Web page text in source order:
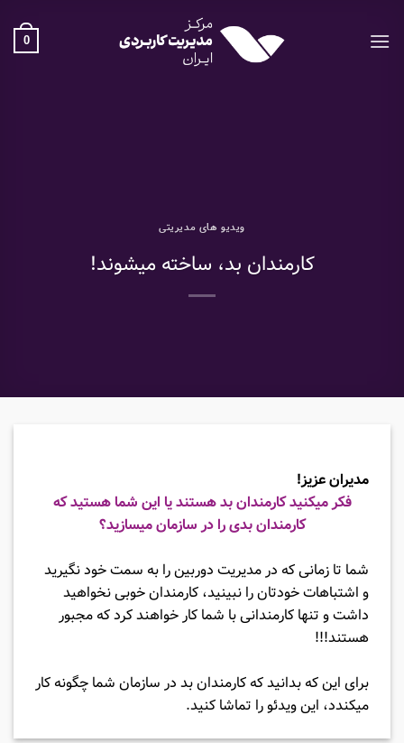
content
0
ویدیو های مدیریتی
کارمندان بد، ساخته میشوند!
مدیران عزیز!
فکر میکنید کارمندان بد هستند یا این شما هستید که
کارمندان بدی را در سازمان میسازید؟
شما تا زمانی که در مدیریت دوربین را به سمت خود نگیرید
و اشتباهات خودتان را نبینید، کارمندان خوبی نخواهید
داشت و تنها کارمندانی با شما کار خواهند کرد که مجبور
هستند!!!
برای این که بدانید که کارمندان بد در سازمان شما چگونه کار
میکندد، این ویدئو را تماشا کنید.